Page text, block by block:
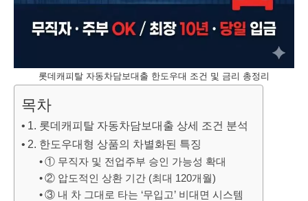
롯데캐피탈 자동차담보대출 한도우대 조건 및 금리 총정리
목차
1. 롯데캐피탈 자동차담보대출 상세 조건 분석
2. 한도우대형 상품의 차별화된 특징
① 무직자 및 전업주부 승인 가능성 확대
② 압도적인 상환 기간 (최대 120개월)
③ 내 차 그대로 타는 ‘무입고’ 비대면 시스템